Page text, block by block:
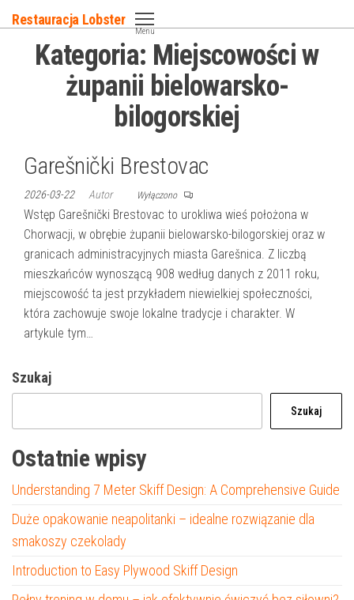
do
Restauracja Lobster
Menu
Kategoria: Miejscowości w
żupanii bielowarsko-
bilogorskiej
Garešnički Brestovac
2026-03-22 Autor Wyłączono
Wstęp Garešnički Brestovac to urokliwa wieś położona w
Chorwacji, w obrębie żupanii bielowarsko-bilogorskiej oraz w
granicach administracyjnych miasta Garešnica. Z liczbą
mieszkańców wynoszącą 908 według danych z 2011 roku,
miejscowość ta jest przykładem niewielkiej społeczności,
która zachowuje swoje lokalne tradycje i charakter. W
artykule tym…
Szukaj
Szukaj
Ostatnie wpisy
Understanding 7 Meter Skiff Design: A Comprehensive Guide
Duże opakowanie neapolitanki – idealne rozwiązanie dla
smakoszy czekolady
Introduction to Easy Plywood Skiff Design